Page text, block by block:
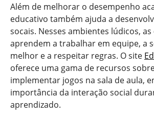
Além de melhorar o desempenho
educativo também ajuda a
socais. Nesses ambientes lúdicos, as
aprendem a trabalhar em equipe, a
melhor e a respeitar regras. O site
oferece uma gama de recursos
implementar jogos na sala de aula,
importância da interação social
aprendizado.